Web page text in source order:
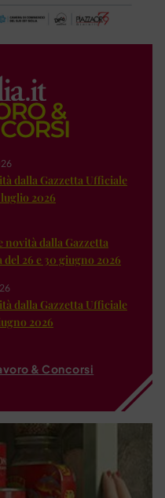
dalla Gazzetta Ufficiale
2026
novità dalla Gazzetta
26 e 30 giugno 2026
dalla Gazzetta Ufficiale
2026
& Concorsi